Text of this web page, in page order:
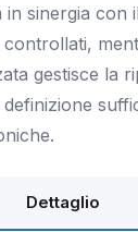
in sinergia con
gestisce la
Dettaglio